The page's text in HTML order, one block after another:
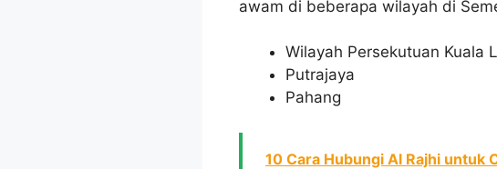
awam di beberapa wilayah di
Wilayah Persekutuan Kuala
Putrajaya
Pahang
10 Cara Hubungi Al Rajhi untuk